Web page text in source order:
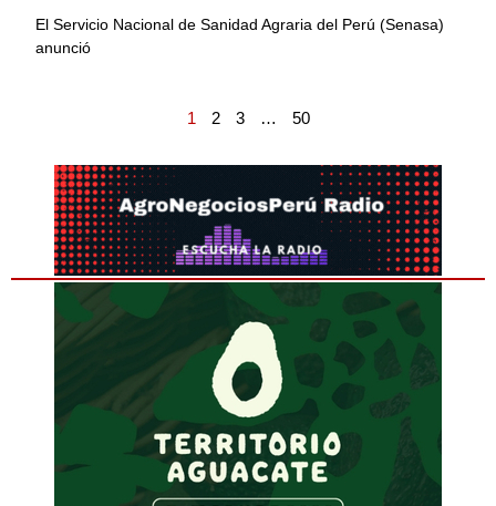
El Servicio Nacional de Sanidad Agraria del Perú (Senasa)
anunció
1 2 3 … 50